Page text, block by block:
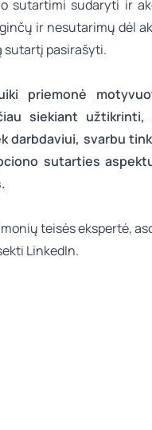
sutartimi sudaryti ir
ir nesutarimų dėl
sutartį pasirašyti.
priemonė
siekiant
darbdaviui, svarbu
sutarties
teisėsekspertė,
LinkedIn.